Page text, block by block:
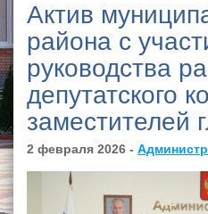
Актив
района с
руководства
депутатского
заместителей
2 февраля 2026 -